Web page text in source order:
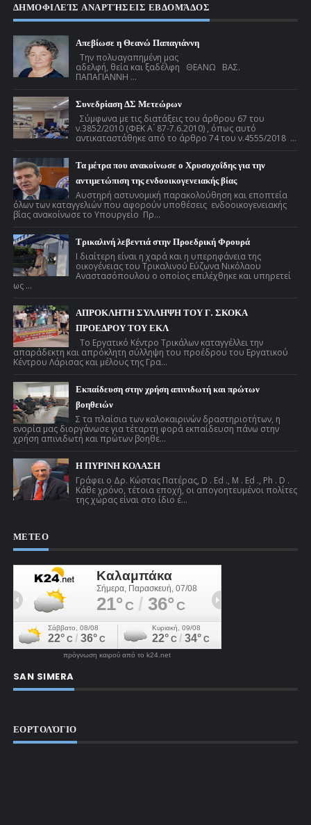
ΔΗΜΟΦΙΛΕΊΣ ΑΝΑΡΤΉΣΕΙΣ ΕΒΔΟΜΆΔΟΣ
Απεβίωσε η Θεανώ Παπαγιάννη
Την πολυαγαπημένη μας
αδελφή, θεία και ξαδέλφη ΘΕΑΝΩ ΒΑΣ.
ΠΑΠΑΓΙΑΝΝΗ ...
Συνεδρίαση ΔΣ Μετεώρων
Σύμφωνα με τις διατάξεις του άρθρου 67 του
ν.3852/2010 (ΦΕΚ Α ́ 87-7.6.2010) , όπως αυτό
αντικαταστάθηκε από το άρθρο 74 του ν.4555/2018 ...
Τα μέτρα που ανακοίνωσε ο Χρυσοχοΐδης για την
αντιμετώπιση της ενδοοικογενειακής βίας
Αυστηρή αστυνομική παρακολούθηση και εποπτεία
όλων των καταγγελιών που αφορούν υποθέσεις ενδοοικογενειακής
βίας ανακοίνωσε το Υπουργείο Πρ...
Τρικαλινή λεβεντιά στην Προεδρική Φρουρά
Ι διαίτερη είναι η χαρά και η υπερηφάνεια της
οικογένειας του Τρικαλινού Εύζωνα Νικόλαου
Αναστασόπουλου ο οποίος επιλέχθηκε και υπηρετεί
ως ...
ΑΠΡΟΚΛΗΤΗ ΣΥΛΛΗΨΗ ΤΟΥ Γ. ΣΚΟΚΑ
ΠΡΟΕΔΡΟΥ ΤΟΥ ΕΚΛ
Το Εργατικό Κέντρο Τρικάλων καταγγέλλει την
απαράδεκτη και απρόκλητη σύλληψη του προέδρου του Εργατικού
Κέντρου Λάρισας και μέλους της Γρα...
Εκπαίδευση στην χρήση απινιδωτή και πρώτων
βοηθειών
Σ τα πλαίσια των καλοκαιρινών δραστηριοτήτων, η
ενορία μας διοργάνωσε για τέταρτη φορά εκπαίδευση πάνω στην
χρήση απινιδωτή και πρώτων βοηθε...
Η ΠΥΡΙΝΗ ΚΟΛΑΣΗ
Γράφει ο Δρ. Κώστας Πατέρας, D . Ed ., M . Ed ., Ph . D .
Κάθε χρόνο, τέτοια εποχή, οι απογοητευμένοι πολίτες
της χώρας είναι στο ίδιο έ...
ΜΕΤΕΟ
πρόγνωση καιρού από το k24.net
SAN SIMERA
ΕΟΡΤΟΛΌΓΙΟ